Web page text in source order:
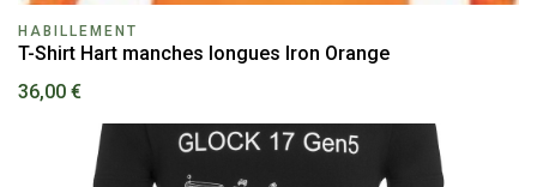
HABILLEMENT
T-Shirt Hart manches longues Iron Orange
36,00 €